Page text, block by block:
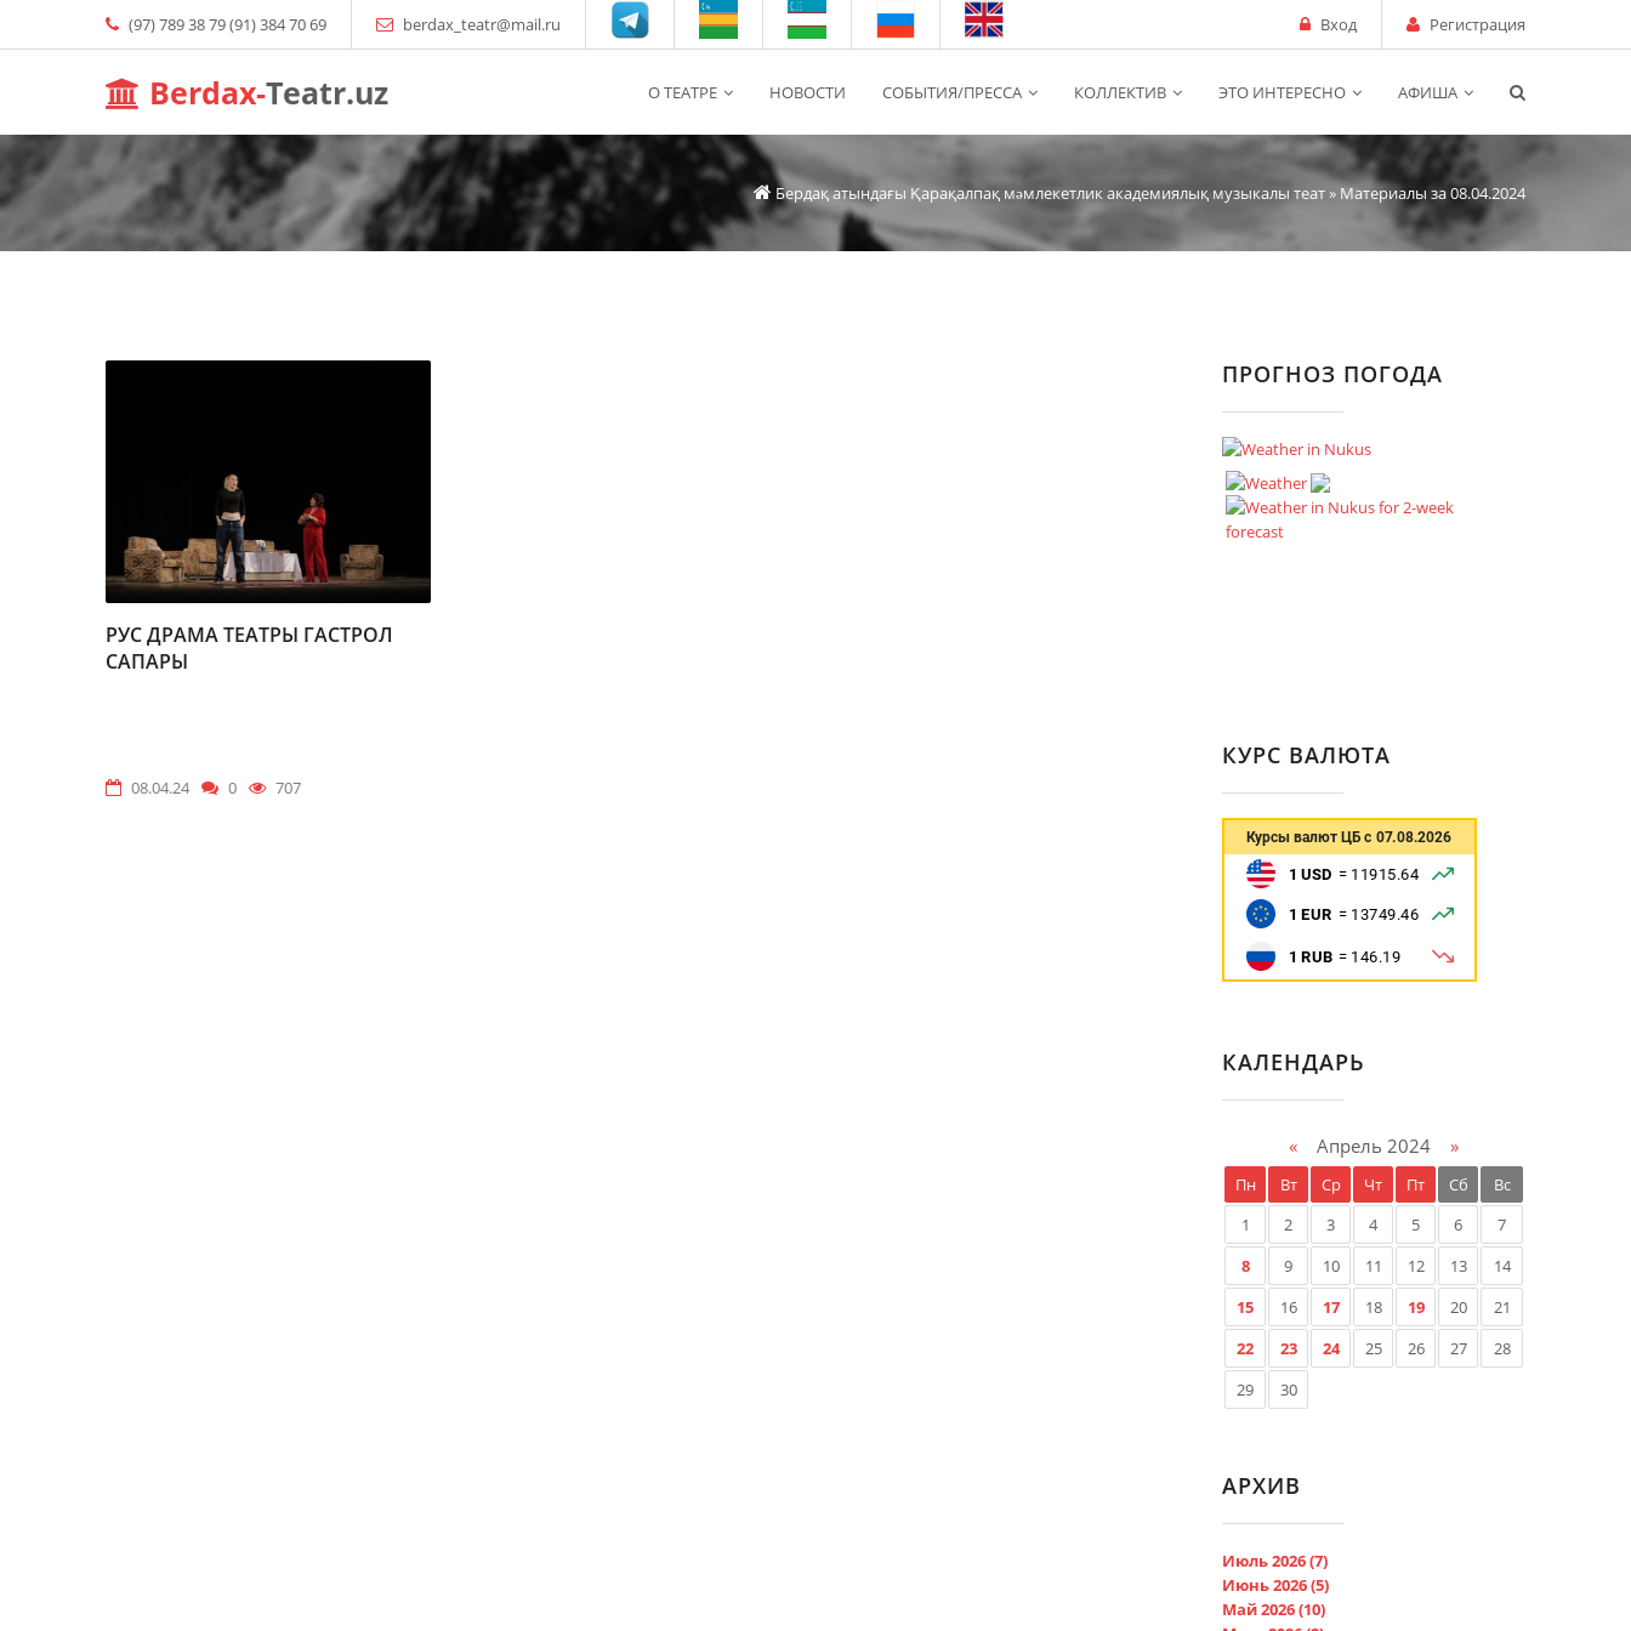
(97) 789 38 79 (91) 384 70 69 berdax_teatr@mail.ru Вход Регистрация
Berdax-Teatr.uz О ТЕАТРЕ НОВОСТИ СОБЫТИЯ/ПРЕССА КОЛЛЕКТИВ ЭТО ИНТЕРЕСНО АФИША
Бердақ атындағы Қарақалпақ мəмлекетлик академиялық музыкалы теат» Материалы за 08.04.2024
РУС ДРАМА ТЕАТРЫ ГАСТРОЛ
САПАРЫ
08.04.24 0 707
ПРОГНОЗ ПОГОДА
КУРС ВАЛЮТА
КАЛЕНДАРЬ
« Апрель 2024 »
Пн Вт Ср Чт Пт Сб
Вс
1
2 3 4 5 6
7
8
9 10 11 12 13
14
15
16 17 18 19 20
21
22
23 24 25 26 27
28
29
30
АРХИВ
Июль 2026 (7)
Июнь 2026 (5)
Май 2026 (10)